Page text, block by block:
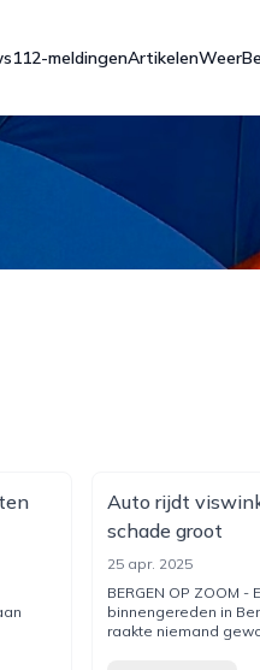
112-meldingenArtikelenWeer
Auto rijdt
schade groot
25 apr. 2025
BERGEN OP ZOOM
binnengereden in
raakte niemand